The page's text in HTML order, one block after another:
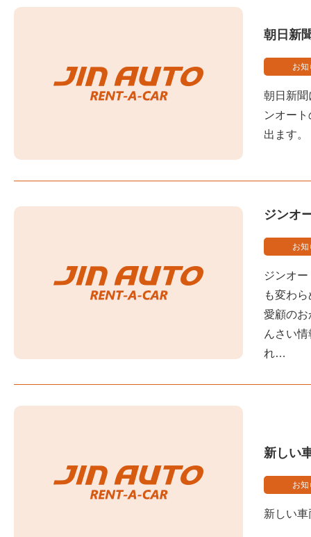
朝日新
お知
朝日新
ンオー
出ます。
ジンオ
お知
ジンオ
も変わ
愛顧のお
んさい
れ…
新しい
お知
新しい